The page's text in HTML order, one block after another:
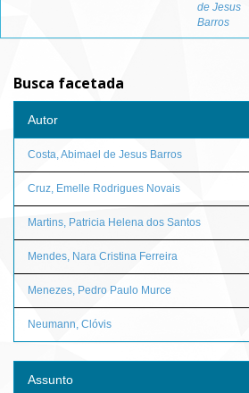
de Jesus
Barros
Busca facetada
Autor
Costa, Abimael de Jesus Barros
Cruz, Emelle Rodrigues Novais
Martins, Patricia Helena dos Santos
Mendes, Nara Cristina Ferreira
Menezes, Pedro Paulo Murce
Neumann, Clóvis
Assunto